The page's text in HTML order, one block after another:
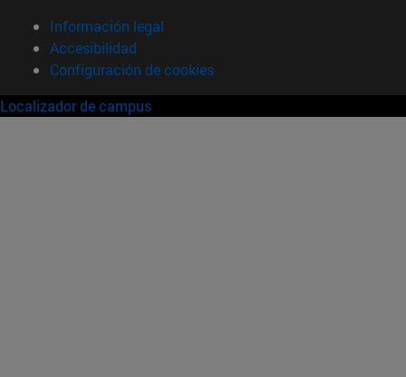
Información legal
Accesibilidad
Configuración de cookies
Localizador de campus